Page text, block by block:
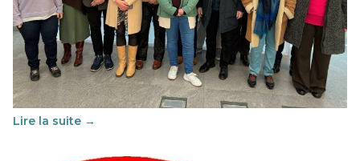
Éducation au vivre-ensemble : un échange croisé
franco-espagnol pour changer d’approche
29 juin 2026-National
Cette année, l'UNSA Éducation a mené un projet Erasmus
soutenu par l'union Européenne et centré sur l'éducation
au vivre-ensemble : quelles différences entre la France…
Lire la suite →